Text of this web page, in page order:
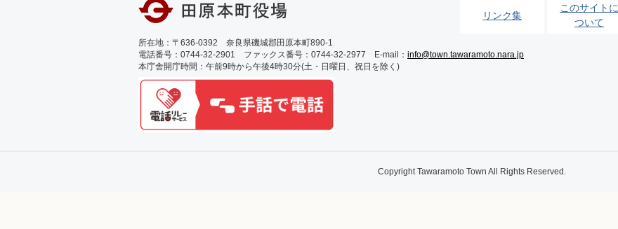
リンク集
このサイトに
ついて
所在地：〒636-0392 奈良県磯城郡田原本町890-1
電話番号：0744-32-2901 ファックス番号：0744-32-2977 E-mail： info@town.tawaramoto.nara.jp
本庁舎開庁時間：午前9時から午後4時30分(土・日曜日、祝日を除く)
Copyright Tawaramoto Town All Rights Reserved.